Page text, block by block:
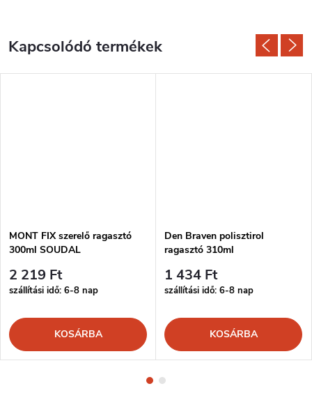
Kapcsolódó termékek
MONT FIX szerelő ragasztó
300ml SOUDAL
2 219 Ft
szállítási idő: 6-8 nap
KOSÁRBA
Den Braven polisztirol
ragasztó 310ml
1 434 Ft
szállítási idő: 6-8 nap
KOSÁRBA